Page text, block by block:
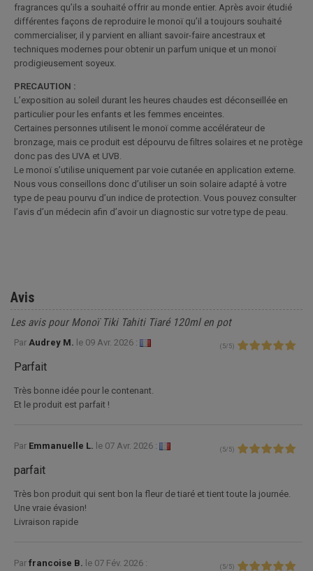
fragrances qu’ils a souhaité offrir au monde entier. Après avoir étudié
différentes façons de reproduire le monoï qu’il a toujours souhaité
commercialiser, il y parvient en alliant savoir-faire ancestraux et
techniques modernes pour obtenir un parfum unique et un monoï
prodigieusement soyeux.
PRECAUTION :
L’exposition au soleil durant les heures chaudes est déconseillée en
particulier pour les enfants et les femmes enceintes.
Certaines personnes utilisent le monoï comme accélérateur de
bronzage, mais ce produit est dépourvu de filtres solaires et ne protège
donc pas des UVA et UVB.
Le monoï s’utilise uniquement par voie cutanée en application externe.
Nous vous conseillons donc d’utiliser un soin solaire adapté à votre
type de peau pourvu d’un indice de protection. Vous pouvez consulter
l’avis d’un médecin afin d’avoir un diagnostic sur votre type de peau.
Avis
Les avis pour Monoï Tiki Tahiti Tiaré 120ml en pot
Par Audrey M. le 09 Avr. 2026 : ( 5/ 5)
Parfait
Très bonne idée pour le contenant.
Et le produit est parfait !
Par Emmanuelle L. le 07 Avr. 2026 : ( 5/ 5)
parfait
Très bon produit qui sent bon la fleur de tiaré et tient toute la journée.
Une vraie évasion!
Livraison rapide
Par francoise B. le 07 Fév. 2026 : ( 5/ 5)